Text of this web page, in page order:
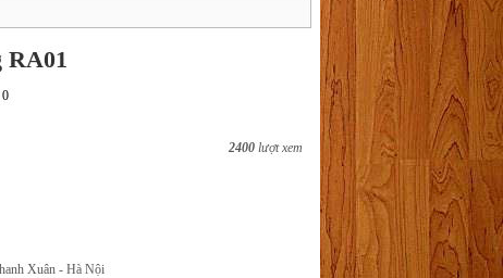
RA01
2400 lượt xem
Xuân - Hà Nội